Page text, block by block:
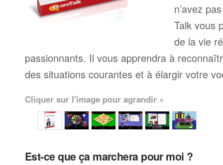
n’avez
Talk vous
de la vie
passionnants. Il vous apprendra à
des situations courantes et à élargir votre
Cliquer sur l'image pour agrandir »
Est-ce que ça marchera pour moi ?